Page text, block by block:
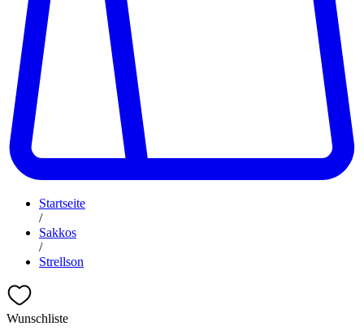
Startseite
/
Sakkos
/
Strellson
Wunschliste